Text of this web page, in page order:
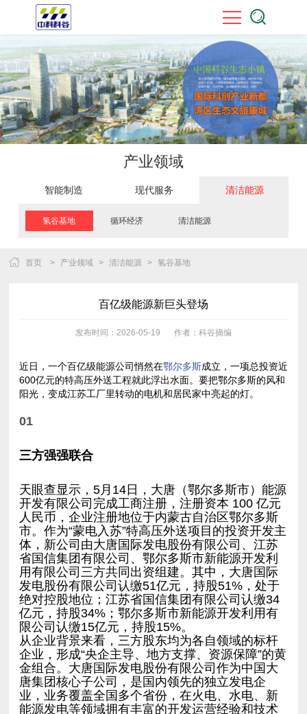
产业领域
智能制造 现代服务 清洁能源
氢谷基地 循环经济 清洁能源
首页 > 产业领域 > 清洁能源 > 氢谷基地
百亿级能源新巨头登场
发布时间：2026-05-19 作者：科谷摘编
近日，一个百亿级能源公司悄然在鄂尔多斯
阳光，变成江苏工厂里转动的电机和居民家中亮起的灯。
01
三方强强联合
限公司认缴15亿元，持股15%。